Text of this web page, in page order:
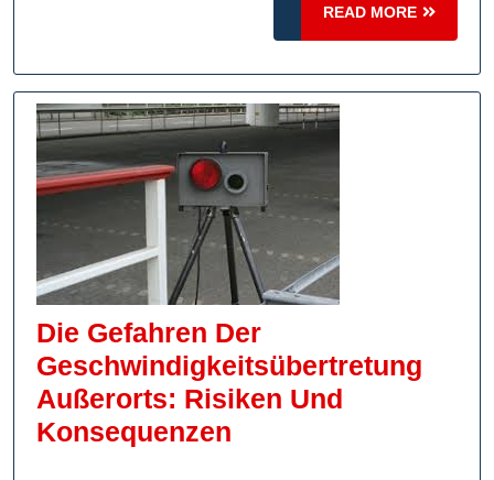
READ MORE
READ
MORE
Die Gefahren Der
Geschwindigkeitsübertretung
Außerorts: Risiken Und
Konsequenzen